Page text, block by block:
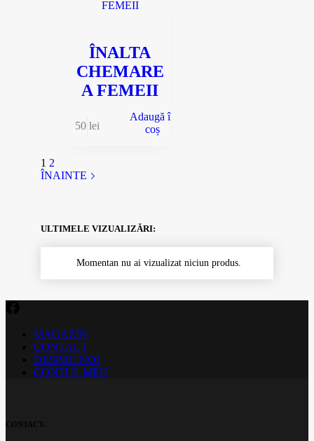
ÎNALTA
CHEMARE
A FEMEII
50 lei
Adaugă în
coș
1 2
ÎNAINTE
ULTIMELE VIZUALIZĂRI:
Momentan nu ai vizualizat niciun produs.
MAGAZIN
CONTACT
DESPRE NOI
CONTUL MEU
CONTACT: